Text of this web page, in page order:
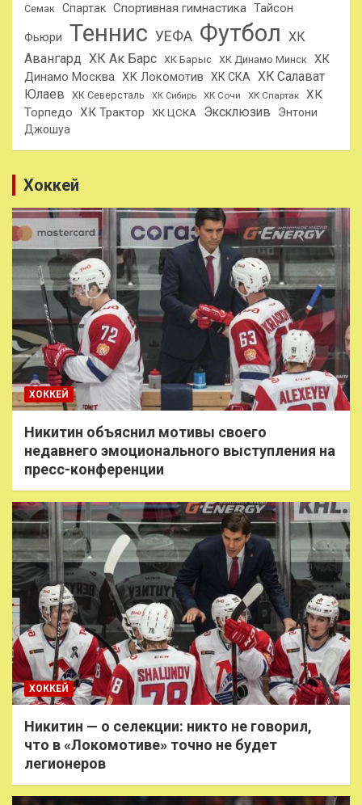
Семак Спартак Спортивная гимнастика Тайсон
Фьюри Теннис УЕФА Футбол ХК
Авангард ХК Ак Барс ХК Барыс ХК Динамо Минск ХК
Динамо Москва ХК Локомотив ХК СКА
ХК Салават
Юлаев
ХК Северсталь ХК Сибирь ХК Сочи ХК Спартак
ХК
Торпедо ХК Трактор ХК ЦСКА Эксклюзив
Энтони
Джошуа
Хоккей
ХОККЕЙ
Никитин объяснил мотивы своего
недавнего эмоционального выступления на
пресс-конференции
ХОККЕЙ
Никитин — о селекции: никто не говорил,
что в «Локомотиве» точно не будет
легионеров